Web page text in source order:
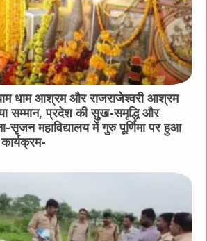
धाम आश्रम और राजराजेश्वरी आश्रम
सम्मान, प्रदेश की सुख-समृद्धि और
सृजन महाविद्यालय में गुरु पूर्णिमा पर हुआ